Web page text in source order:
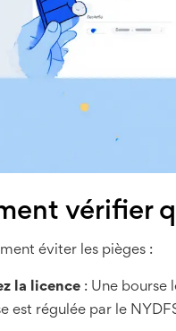
vérifier
éviter les pièges :
la licence : Une bourse
est régulée par le